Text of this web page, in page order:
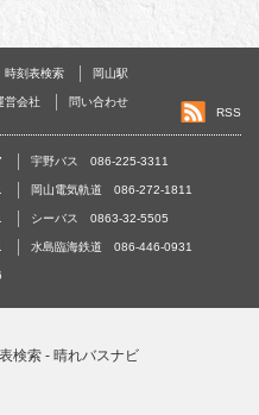
時刻表検索 岡山駅
営会社
問い合わせ
RSS
宇野バス 086-225-3311
岡山電気軌道 086-272-1811
シーバス 0863-32-5505
水島臨海鉄道 086-446-0931
検索 - 晴れバスナビ